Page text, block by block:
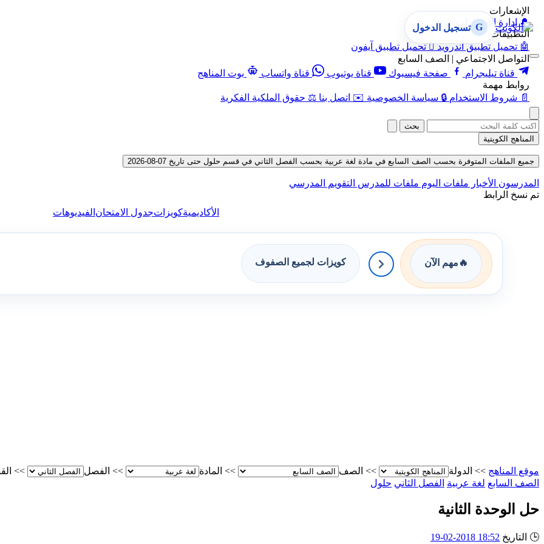
الإشعارات
🔔 إدارة الإشعارات
التطبيقات
🤖 تحميل تطبيق أندرويد  تحميل تطبيق آيفون
التواصل الاجتماعي | الصف السابع
قناة تيليجرام
صفحة فيسبوك قناة يوتيوب قناة واتساب
بوت المناهج
روابط مهمة
📄 شروط الاستخدام 🔒 سياسة الخصوصية ✉️ اتصل بنا ⚖️ حقوق الملكية الفكرية
G تسجيل الدخول
بحث
المناهج الكويتية
جميع الملفات المتوفرة بحسب الصف السابع في مادة لغة عربية بحسب الفصل الثاني في قسم حلول حتى تاريخ 07-08-2026
المدرسون الأخبار ملفات اليوم ملفات للمدرس التقويم المدرسي
تم نسخ الرابط
الأكاديميةكويزاتجدول الامتحان الفيديوهات
🔥 مهم الآن كويزات لجميع الصفوف
موقع المناهج >> الدولة >> الصف >> المادة >> الفصل >>
الصف السابع لغة عربية الفصل الثاني حلول
حل الوحدة الثانية
🕒 التاريخ 18:52 2018-02-19